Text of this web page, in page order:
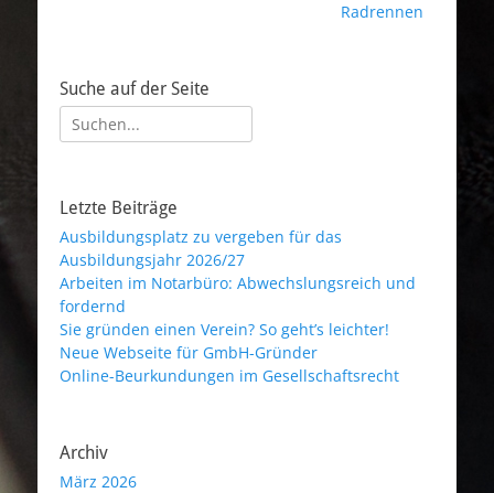
Radrennen
Suche auf der Seite
Suche
nach:
Letzte Beiträge
Ausbildungsplatz zu vergeben für das
Ausbildungsjahr 2026/27
Arbeiten im Notarbüro: Abwechslungsreich und
fordernd
Sie gründen einen Verein? So geht’s leichter!
Neue Webseite für GmbH-Gründer
Online-Beurkundungen im Gesellschaftsrecht
Archiv
März 2026